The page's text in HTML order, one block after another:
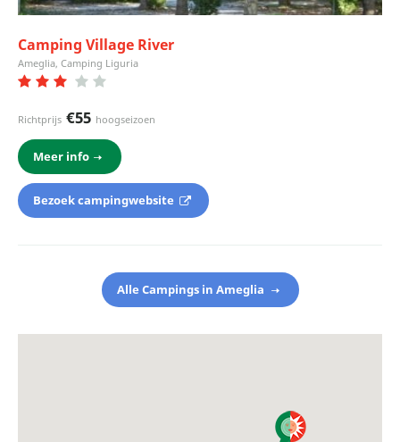
Camping Village River
Ameglia, Camping Liguria
Richtprijs €55 hoogseizoen
Meer info
Bezoek campingwebsite
Alle Campings in Ameglia